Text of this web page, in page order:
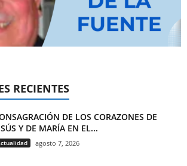
RECIENTES
DE LOS CORAZONES DE
Y DE MARÍA EN EL...
agosto 7, 2026